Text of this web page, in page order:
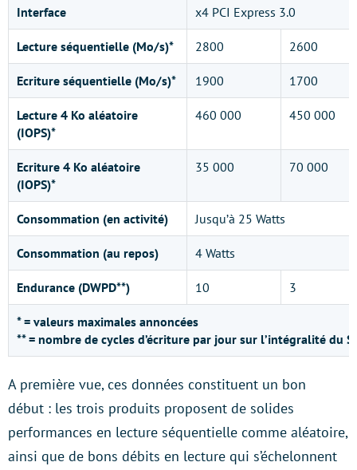
Interface x4 PCI Express 3.0
Lecture séquentielle (Mo/s)* 2800 2600
Ecriture séquentielle (Mo/s)* 1900 1700
Lecture 4 Ko aléatoire
(IOPS)*
460 000 450 000
Ecriture 4 Ko aléatoire
(IOPS)*
35 000 70 000
Consommation (en activité) Jusqu’à 25 Watts
Consommation (au repos) 4 Watts
Endurance (DWPD**) 10 3
* = valeurs maximales annoncées
** = nombre de cycles d’écriture par jour sur l’intégralité du
A première vue, ces données constituent un bon
début : les trois produits proposent de solides
performances en lecture séquentielle comme aléatoire,
ainsi que de bons débits en lecture qui s’échelonnent